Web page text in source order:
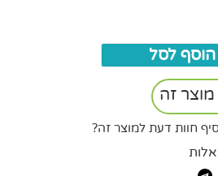
הוסף לסל
זה
חוות דעת למוצר זה?